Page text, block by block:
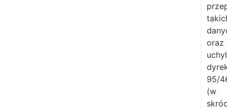
oraz
95/
(w